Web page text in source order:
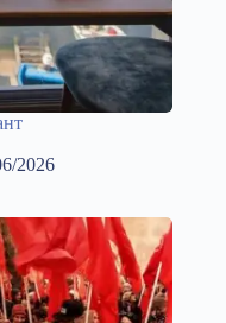
2026